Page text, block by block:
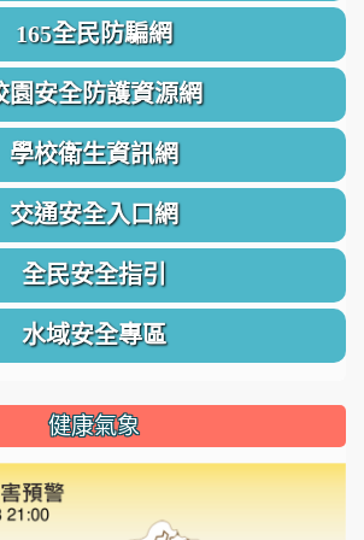
165全民防騙網
園安全防護資源網
學校衛生資訊網
交通安全入口網
全民安全指引
水域安全專區
健康氣象